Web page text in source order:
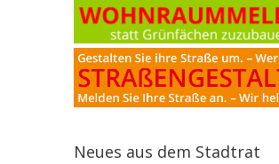
Neues aus dem Stadtrat